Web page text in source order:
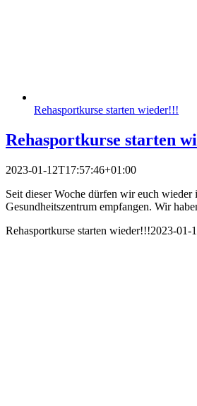
Rehasportkurse starten wieder!!!
Rehasportkurse starten
2023-01-12T17:57:46+01:00
Seit dieser Woche dürfen wir euch wieder
Gesundheitszentrum empfangen. Wir
Rehasportkurse starten wieder!!!2023-01-